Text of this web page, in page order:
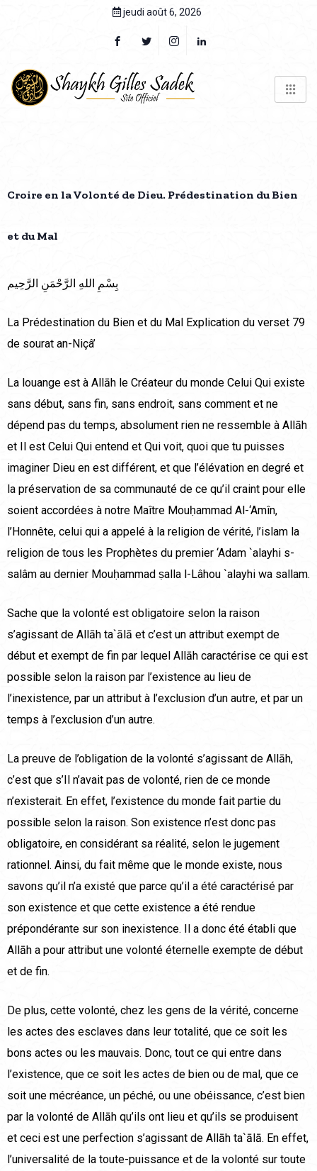
jeudi août 6, 2026
Croire en la Volonté de Dieu. Prédestination du Bien
et du Mal
بِسْمِ اللهِ الرَّحْمَنِ الرَّحِيم
La Prédestination du Bien et du Mal Explication du verset 79
de sourat an-Niçâ’
La louange est à Allāh le Créateur du monde Celui Qui existe
sans début, sans fin, sans endroit, sans comment et ne
dépend pas du temps, absolument rien ne ressemble à Allāh
et Il est Celui Qui entend et Qui voit, quoi que tu puisses
imaginer Dieu en est différent, et que l’élévation en degré et
la préservation de sa communauté de ce qu’il craint pour elle
soient accordées à notre Maître Mouḥammad Al-‘Amîn,
l’Honnête, celui qui a appelé à la religion de vérité, l’islam la
religion de tous les Prophètes du premier ‘Adam `alayhi s-
salâm au dernier Mouḥammad ṣalla l-Lâhou `alayhi wa sallam.
Sache que la volonté est obligatoire selon la raison
s’agissant de Allāh ta`ālā et c’est un attribut exempt de
début et exempt de fin par lequel Allāh caractérise ce qui est
possible selon la raison par l’existence au lieu de
l’inexistence, par un attribut à l’exclusion d’un autre, et par un
temps à l’exclusion d’un autre.
La preuve de l’obligation de la volonté s’agissant de Allāh,
c’est que s’Il n’avait pas de volonté, rien de ce monde
n’existerait. En effet, l’existence du monde fait partie du
possible selon la raison. Son existence n’est donc pas
obligatoire, en considérant sa réalité, selon le jugement
rationnel. Ainsi, du fait même que le monde existe, nous
savons qu’il n’a existé que parce qu’il a été caractérisé par
son existence et que cette existence a été rendue
prépondérante sur son inexistence. Il a donc été établi que
Allāh a pour attribut une volonté éternelle exempte de début
et de fin.
De plus, cette volonté, chez les gens de la vérité, concerne
les actes des esclaves dans leur totalité, que ce soit les
bons actes ou les mauvais. Donc, tout ce qui entre dans
l’existence, que ce soit les actes de bien ou de mal, que ce
soit une mécréance, un péché, ou une obéissance, c’est bien
par la volonté de Allāh qu’ils ont lieu et qu’ils se produisent
et ceci est une perfection s’agissant de Allāh ta`ālā. En effet,
l’universalité de la toute-puissance et de la volonté sur toute